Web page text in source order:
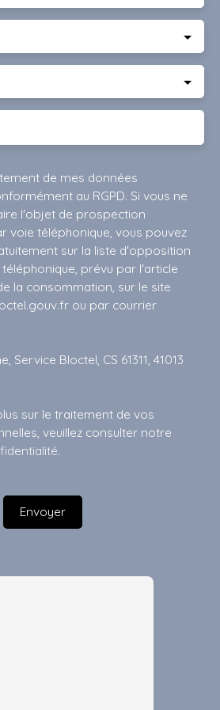
de mes données
au RGPD. Si vous ne
l'objet de prospection
voie téléphonique, vous pouvez
sur la liste d'opposition
prévu par l'article
la consommation, sur le site
ou par courrier
Service Bloctel, CS 61311, 41013
sur le traitement de vos
veuillez consulter notre
.
Envoyer